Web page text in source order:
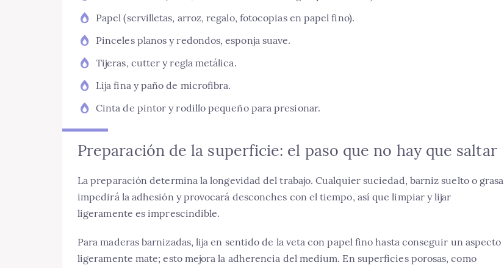
Papel (servilletas, arroz, regalo, fotocopias en papel fino).
Pinceles planos y redondos, esponja suave.
Tijeras, cutter y regla metálica.
Lija fina y paño de microfibra.
Cinta de pintor y rodillo pequeño para presionar.
Preparación de la superficie: el paso que no hay que saltar
La preparación determina la longevidad del trabajo. Cualquier suciedad, barniz suelto o grasa
impedirá la adhesión y provocará desconches con el tiempo, así que limpiar y lijar
ligeramente es imprescindible.
Para maderas barnizadas, lija en sentido de la veta con papel fino hasta conseguir un aspecto
ligeramente mate; esto mejora la adherencia del medium. En superficies porosas, como